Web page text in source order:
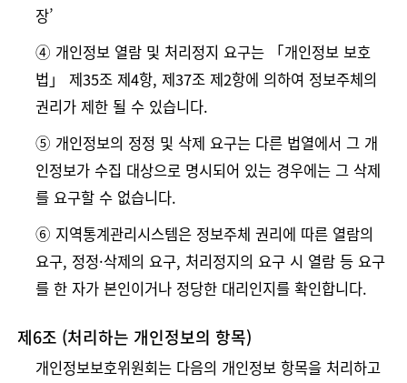
장’
➃ 개인정보 열람 및 처리정지 요구는 「개인정보 보호
법」 제35조 제4항, 제37조 제2항에 의하여 정보주체의
권리가 제한 될 수 있습니다.
➄ 개인정보의 정정 및 삭제 요구는 다른 법열에서 그 개
인정보가 수집 대상으로 명시되어 있는 경우에는 그 삭제
를 요구할 수 없습니다.
➅ 지역통계관리시스템은 정보주체 권리에 따른 열람의
요구, 정정·삭제의 요구, 처리정지의 요구 시 열람 등 요구
를 한 자가 본인이거나 정당한 대리인지를 확인합니다.
제6조 (처리하는 개인정보의 항목)
개인정보보호위원회는 다음의 개인정보 항목을 처리하고